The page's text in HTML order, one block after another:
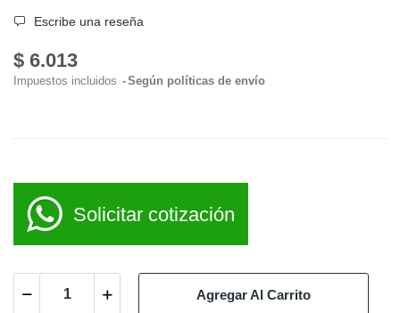
Escribe una reseña
$ 6.013
Impuestos incluidos Según políticas de envío
Solicitar cotización
Agregar Al Carrito